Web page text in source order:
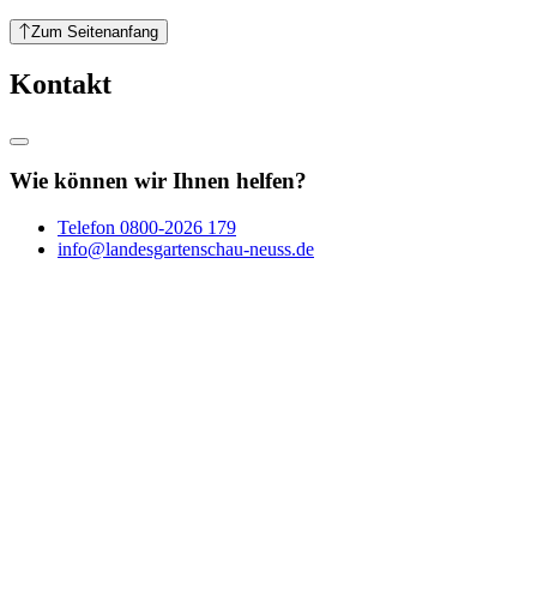
Zum Seitenanfang
Kontakt
Wie können wir Ihnen helfen?
Telefon 0800-2026 179
info@landesgartenschau-neuss.de